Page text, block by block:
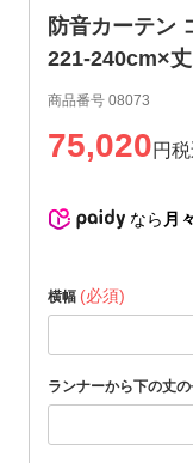
防音カーテン
221-240cm×
商品番号 08073
75,020
なら 月
横幅 (必須)
ランナーから下の丈の